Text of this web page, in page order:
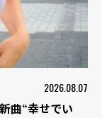
2026.08.07
曲“幸せでい